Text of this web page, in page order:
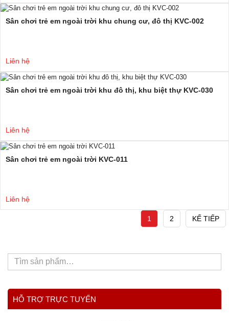
Sân chơi trẻ em ngoài trời khu chung cư, đô thị KVC-002
Liên hệ
Sân chơi trẻ em ngoài trời khu đô thị, khu biệt thự KVC-030
Liên hệ
Sân chơi trẻ em ngoài trời KVC-011
Liên hệ
1 2 KẾ TIẾP
HỖ TRỢ TRỰC TUYẾN